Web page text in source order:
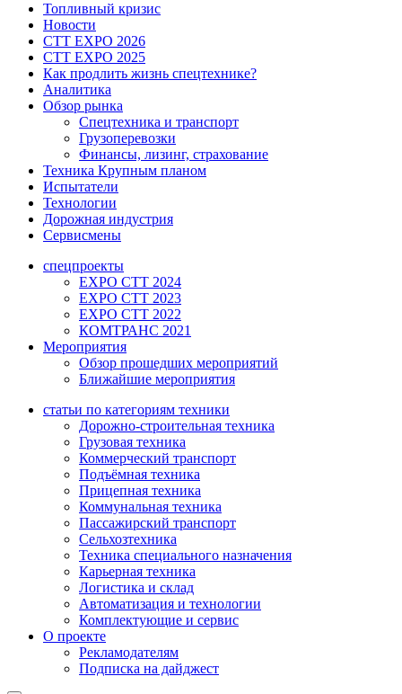
Топливный кризис
Новости
CTT EXPO 2026
CTT EXPO 2025
Как продлить жизнь спецтехнике?
Аналитика
Обзор рынка
Спецтехника и транспорт
Грузоперевозки
Финансы, лизинг, страхование
Техника Крупным планом
Испытатели
Технологии
Дорожная индустрия
Сервисмены
спецпроекты
EXPO CTT 2024
EXPO CTT 2023
EXPO CTT 2022
КОМТРАНС 2021
Мероприятия
Обзор прошедших мероприятий
Ближайшие мероприятия
статьи по категориям техники
Дорожно-строительная техника
Грузовая техника
Коммерческий транспорт
Подъёмная техника
Прицепная техника
Коммунальная техника
Пассажирский транспорт
Сельхозтехника
Техника специального назначения
Карьерная техника
Логистика и склад
Автоматизация и технологии
Комплектующие и сервис
О проекте
Рекламодателям
Подписка на дайджест